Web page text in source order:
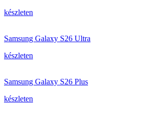
készleten
Samsung Galaxy S26 Ultra
készleten
Samsung Galaxy S26 Plus
készleten